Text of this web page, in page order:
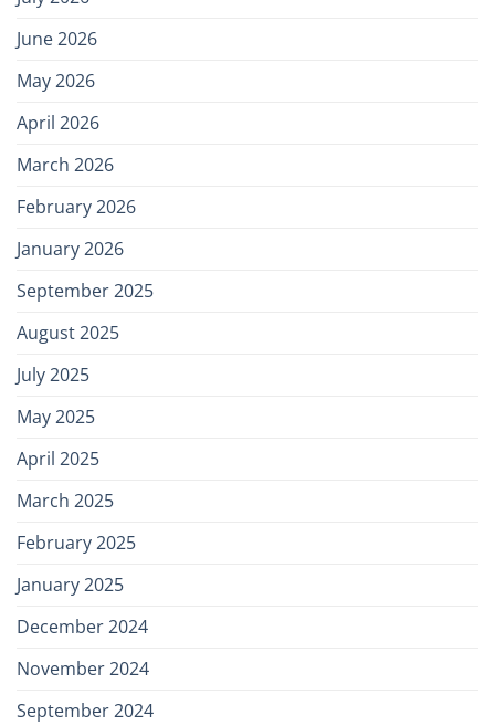
June 2026
May 2026
April 2026
March 2026
February 2026
January 2026
September 2025
August 2025
July 2025
May 2025
April 2025
March 2025
February 2025
January 2025
December 2024
November 2024
September 2024